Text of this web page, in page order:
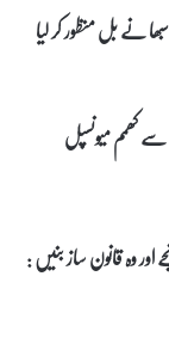
نے بل منظور کر لیا
کھمم میونسپل
اور وہ قانون ساز بنیں :